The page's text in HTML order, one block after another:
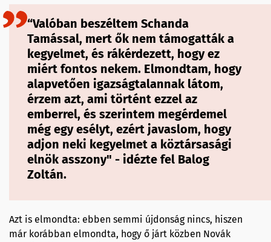
“Valóban beszéltem Schanda
Tamással, mert ők nem támogatták a
kegyelmet, és rákérdezett, hogy ez
miért fontos nekem. Elmondtam, hogy
alapvetően igazságtalannak látom,
érzem azt, ami történt ezzel az
emberrel, és szerintem megérdemel
még egy esélyt, ezért javaslom, hogy
adjon neki kegyelmet a köztársasági
elnök asszony" - idézte fel Balog
Zoltán.
Azt is elmondta: ebben semmi újdonság nincs, hiszen
már korábban elmondta, hogy ő járt közben Novák